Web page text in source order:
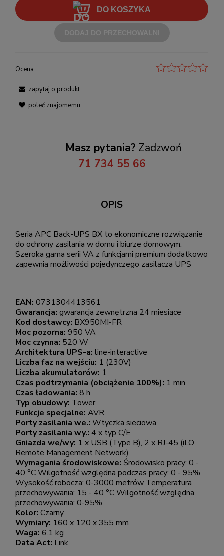
DO KOSZYKA
Ocena:
zapytaj o produkt
poleć znajomemu
Masz pytania? Zadzwoń
71 734 55 66
OPIS
Seria APC Back-UPS BX to ekonomiczne rozwiązanie
do ochrony zasilania w domu i biurze domowym.
Szeroka gama serii VA z funkcjami premium dodatkowo
zapewnia możliwości pojedynczego zasilacza UPS
EAN: 0731304413561
Gwarancja: gwarancja zewnętrzna 24 miesiące
Kod dostawcy: BX950MI-FR
Moc pozorna: 950 VA
Moc czynna: 520 W
Architektura UPS-a: line-interactive
Liczba faz na wejściu: 1 (230V)
Liczba akumulatorów: 1
Czas podtrzymania (obciążenie 100%): 1 min
Czas ładowania: 8 h
Typ obudowy: Tower
Funkcje specjalne: AVR
Porty zasilania we.: Wtyczka sieciowa
Porty zasilania wy.: 4 x typ C/E
Gniazda we/wy: 1 x USB (Type B), 2 x RJ-45 (iLO
Remote Management Network)
Wymagania środowiskowe: Środowisko pracy: 0 -
40 °C Wilgotność względna podczas pracy: 0 - 95%
Wysokość robocza: 0-3000 metrów Temperatura
przechowywania: 15 - 40 °C Wilgotność względna
przechowywania: 0-95%
Kolor: Czarny
Wymiary: 160 x 120 x 355 mm
Waga: 6.1 kg
Data Act: Link